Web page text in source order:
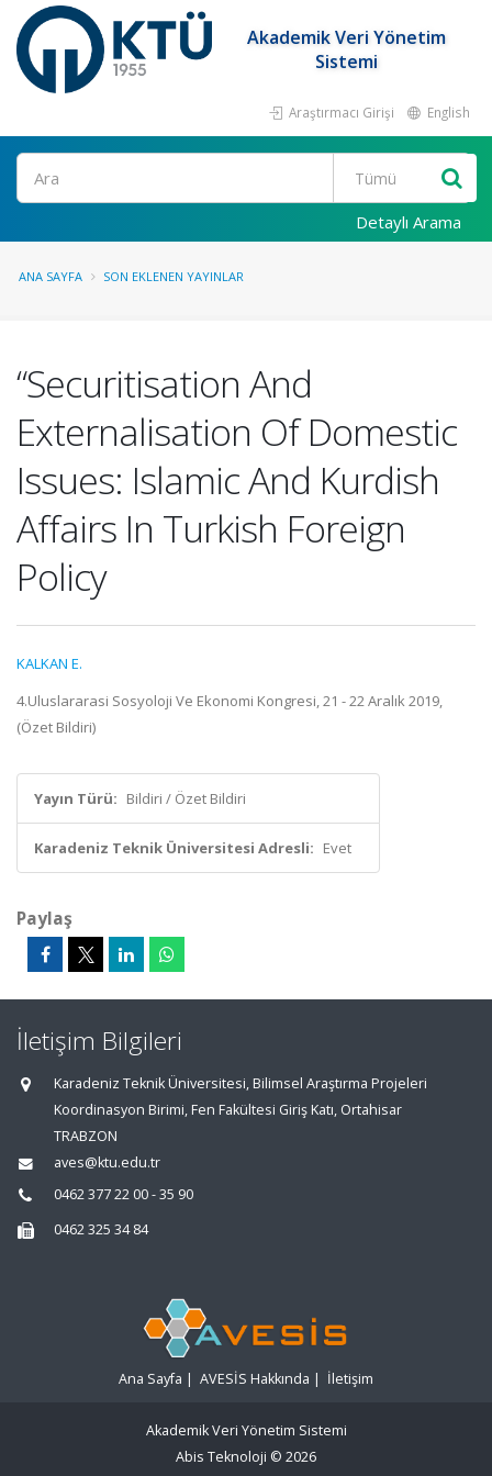
Akademik Veri Yönetim
Sistemi
Araştırmacı Girişi English
Ara
Detaylı Arama
ANA SAYFA SON EKLENEN YAYINLAR
“Securitisation And
Externalisation Of Domestic
Issues: Islamic And Kurdish
Affairs In Turkish Foreign
Policy
KALKAN E.
4.Uluslararasi Sosyoloji Ve Ekonomi Kongresi, 21 - 22 Aralık 2019,
(Özet Bildiri)
Yayın Türü: Bildiri / Özet Bildiri
Karadeniz Teknik Üniversitesi Adresli: Evet
Paylaş
İletişim Bilgileri
Karadeniz Teknik Üniversitesi, Bilimsel Araştırma Projeleri
Koordinasyon Birimi, Fen Fakültesi Giriş Katı, Ortahisar
TRABZON
aves@ktu.edu.tr
0462 377 22 00 - 35 90
0462 325 34 84
Ana Sayfa | AVESİS Hakkında | İletişim
Akademik Veri Yönetim Sistemi
Abis Teknoloji © 2026